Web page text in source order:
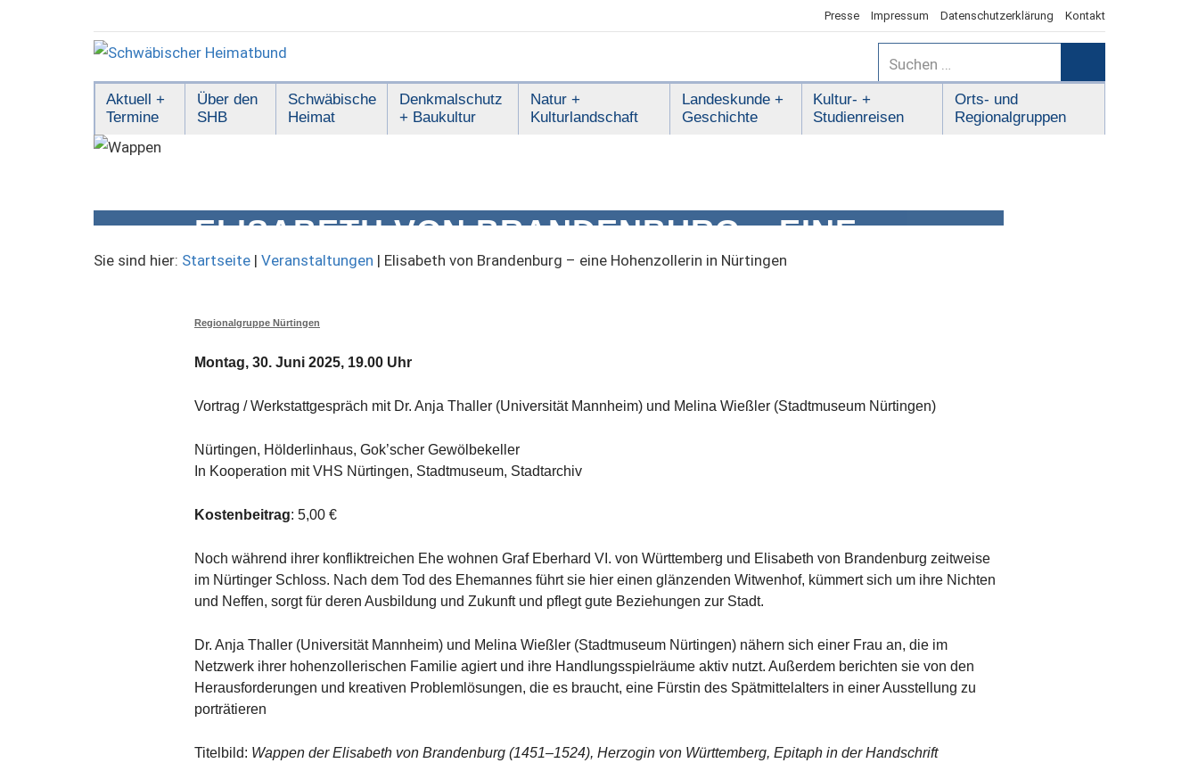
Presse Impressum Datenschutzerklärung Kontakt
Schwäbischer
Heimatbund
Suchen
nach:
Aktuell +
Termine
Über den
SHB
Schwäbische
Heimat
Denkmalschutz
+ Baukultur
Natur +
Kulturlandschaft
Landeskunde +
Geschichte
Kultur- +
Studienreisen
Orts- und
Regionalgruppen
ELISABETH VON BRANDENBURG – EINE
HOHENZOLLERIN IN NÜRTINGEN
Sie sind hier: Startseite| Veranstaltungen | Elisabeth von Brandenburg – eine Hohenzollerin in Nürtingen
Regionalgruppe Nürtingen
Montag, 30. Juni 2025, 19.00 Uhr
Vortrag / Werkstattgespräch mit Dr. Anja Thaller (Universität Mannheim) und Melina Wießler (Stadtmuseum Nürtingen)
Nürtingen, Hölderlinhaus, Gok’scher Gewölbekeller
In Kooperation mit VHS Nürtingen, Stadtmuseum, Stadtarchiv
Kostenbeitrag: 5,00 €
Noch während ihrer konfliktreichen Ehe wohnen Graf Eberhard VI. von Württemberg und Elisabeth von Brandenburg zeitweise
im Nürtinger Schloss. Nach dem Tod des Ehemannes führt sie hier einen glänzenden Witwenhof, kümmert sich um ihre Nichten
und Neffen, sorgt für deren Ausbildung und Zukunft und pflegt gute Beziehungen zur Stadt.
Dr. Anja Thaller (Universität Mannheim) und Melina Wießler (Stadtmuseum Nürtingen) nähern sich einer Frau an, die im
Netzwerk ihrer hohenzollerischen Familie agiert und ihre Handlungsspielräume aktiv nutzt. Außerdem berichten sie von den
Herausforderungen und kreativen Problemlösungen, die es braucht, eine Fürstin des Spätmittelalters in einer Ausstellung zu
porträtieren
Titelbild: Wappen der Elisabeth von Brandenburg (1451–1524), Herzogin von Württemberg, Epitaph in der Handschrift